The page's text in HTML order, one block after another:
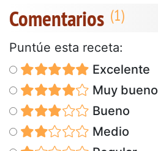
Comentarios
Puntúe esta receta:
Excelente
Muy bueno
Bueno
Medio